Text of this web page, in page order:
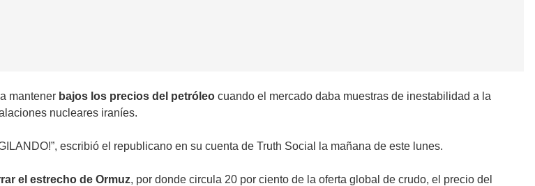
mantener bajos los precios del petróleo cuando el mercado daba muestras de inestabilidad a la
nucleares iraníes.
escribió el republicano en su cuenta de Truth Social la mañana de este lunes.
el estrecho de Ormuz, por donde circula 20 por ciento de la oferta global de crudo, el precio del